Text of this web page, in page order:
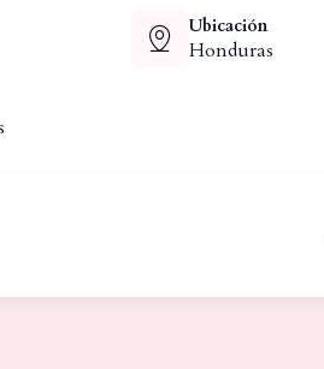
Ubicación
Honduras